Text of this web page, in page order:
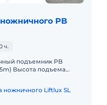
PB
ч.
Высота подъема
Liftlux SL